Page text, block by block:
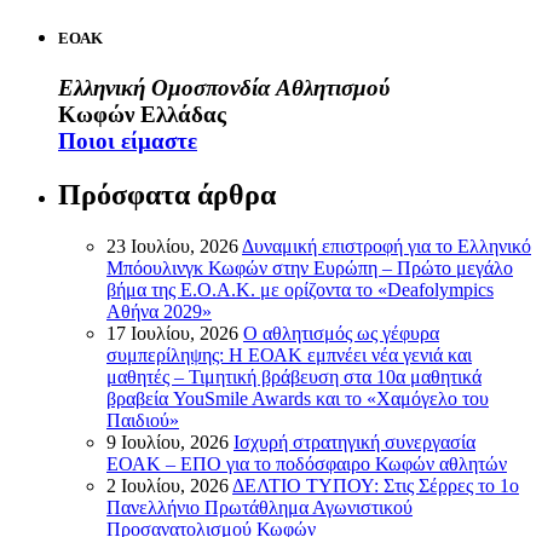
ΕΟΑΚ
Ελληνική Ομοσπονδία Αθλητισμού
Κωφών Ελλάδας
Ποιοι είμαστε
Πρόσφατα άρθρα
23 Ιουλίου, 2026 Δυναμική επιστροφή για το Ελληνικό
Μπόουλινγκ Κωφών στην Ευρώπη – Πρώτο μεγάλο
βήμα της Ε.Ο.Α.Κ. με ορίζοντα το «Deafolympics
Αθήνα 2029»
17 Ιουλίου, 2026 Ο αθλητισμός ως γέφυρα
συμπερίληψης: Η ΕΟΑΚ εμπνέει νέα γενιά και
μαθητές – Τιμητική βράβευση στα 10α μαθητικά
βραβεία YouSmile Awards και το «Χαμόγελο του
Παιδιού»
9 Ιουλίου, 2026 Ισχυρή στρατηγική συνεργασία
ΕΟΑΚ – ΕΠΟ για το ποδόσφαιρο Κωφών αθλητών
2 Ιουλίου, 2026 ΔΕΛΤΙΟ ΤΥΠΟΥ: Στις Σέρρες το 1ο
Πανελλήνιο Πρωτάθλημα Αγωνιστικού
Προσανατολισμού Κωφών